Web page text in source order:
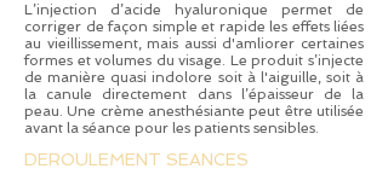
L’injection d’acide hyaluronique permet de
corriger de façon simple et rapide les effets liées
au vieillissement, mais aussi d'amliorer certaines
formes et volumes du visage. Le produit s’injecte
de manière quasi indolore soit à l'aiguille, soit à
la canule directement dans l’épaisseur de la
peau. Une crème anesthésiante peut être utilisée
avant la séance pour les patients sensibles.
DEROULEMENT SEANCES